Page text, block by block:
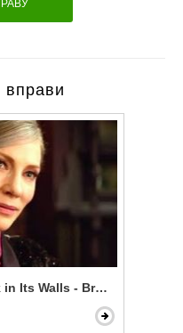
вправи
Its Walls - Broken Magic